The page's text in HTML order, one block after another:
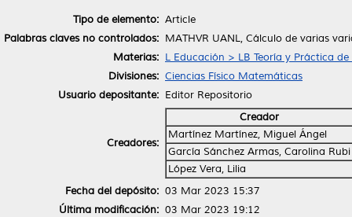
Tipo de elemento: Article
Palabras claves no controlados: MATHVR UANL, Cálculo de varias
Materias: L Educación > LB Teoría y Práctica
Divisiones: Ciencias Físico Matemáticas
Usuario depositante: Editor Repositorio
Creadores:
Creador
Martínez Martínez, Miguel Ángel
García Sánchez Armas, Carolina Rubi
López Vera, Lilia
Fecha del depósito: 03 Mar 2023 15:37
Última modificación: 03 Mar 2023 19:12